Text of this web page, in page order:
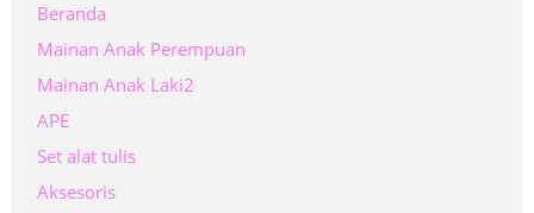
Beranda
Mainan Anak Perempuan
Mainan Anak Laki2
APE
Set alat tulis
Aksesoris